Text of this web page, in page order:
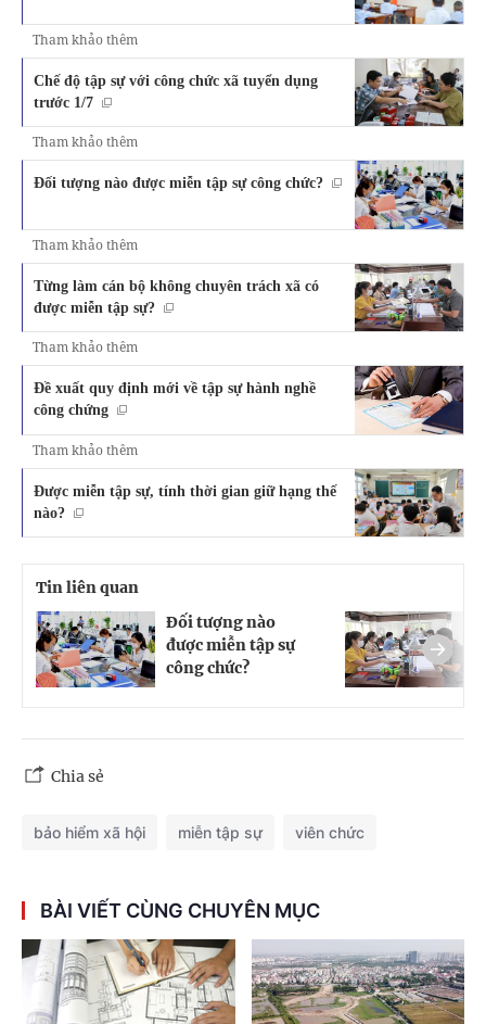
Tham khảo thêm
Chế độ tập sự với công chức xã tuyển dụng
trước 1/7
Tham khảo thêm
Đối tượng nào được miễn tập sự công chức?
Tham khảo thêm
Từng làm cán bộ không chuyên trách xã có
được miễn tập sự?
Tham khảo thêm
Đề xuất quy định mới về tập sự hành nghề
công chứng
Tham khảo thêm
Được miễn tập sự, tính thời gian giữ hạng thế
nào?
Tin liên quan
Đối tượng nào
được miễn tập sự
công chức?
Chia sẻ
bảo hiểm xã hội miễn tập sự viên chức
BÀI VIẾT CÙNG CHUYÊN MỤC